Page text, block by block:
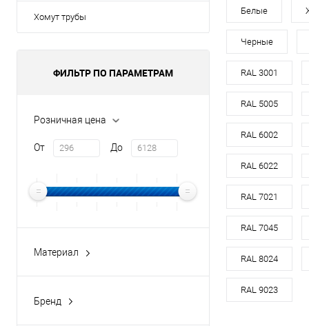
Хомут трубы
ФИЛЬТР ПО ПАРАМЕТРАМ
Розничная цена
От До
Материал
Бренд
Диаметр, мм
Материал
Цвет
Купить в 1 клик
В избранное
Белые
Черные
RAL 3001
RAL 5005
RAL 6002
RAL 6022
RAL 7021
RAL 7045
RAL 8024
RAL 9023